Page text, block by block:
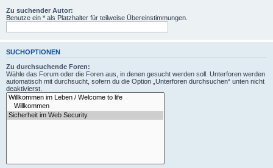
Zu suchender Autor:
Benutze ein * als Platzhalter für teilweise Übereinstimmungen.
SUCHOPTIONEN
Zu durchsuchende Foren:
Wähle das Forum oder die Foren aus, in denen gesucht werden soll. Unterforen werden
automatisch mit durchsucht, sofern du die Option „Unterforen durchsuchen“ unten nicht
deaktivierst.